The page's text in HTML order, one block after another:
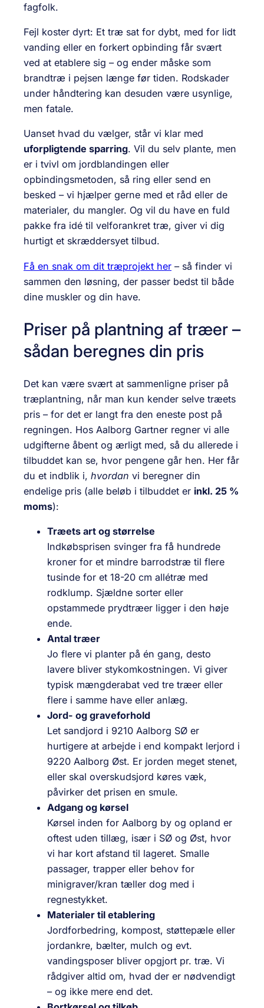
fagfolk.
Fejl koster dyrt: Et træ sat for dybt, med for lidt
vanding eller en forkert opbinding får svært
ved at etablere sig – og ender måske som
brandtræ i pejsen længe før tiden. Rodskader
under håndtering kan desuden være usynlige,
men fatale.
Uanset hvad du vælger, står vi klar med
uforpligtende sparring. Vil du selv plante, men
er i tvivl om jordblandingen eller
opbindingsmetoden, så ring eller send en
besked – vi hjælper gerne med et råd eller de
materialer, du mangler. Og vil du have en fuld
pakke fra idé til velforankret træ, giver vi dig
hurtigt et skræddersyet tilbud.
Få en snak om dit træprojekt her – så finder vi
sammen den løsning, der passer bedst til både
dine muskler og din have.
Priser på plantning af træer –
sådan beregnes din pris
Det kan være svært at sammenligne priser på
træplantning, når man kun kender selve træets
pris – for det er langt fra den eneste post på
regningen. Hos Aalborg Gartner regner vi alle
udgifterne åbent og ærligt med, så du allerede i
tilbuddet kan se, hvor pengene går hen. Her får
du et indblik i, hvordan vi beregner din
endelige pris (alle beløb i tilbuddet er inkl. 25 %
moms):
Træets art og størrelse
Indkøbsprisen svinger fra få hundrede
kroner for et mindre barrodstræ til flere
tusinde for et 18-20 cm allétræ med
rodklump. Sjældne sorter eller
opstammede prydtræer ligger i den høje
ende.
Antal træer
Jo flere vi planter på én gang, desto
lavere bliver stykomkostningen. Vi giver
typisk mængderabat ved tre træer eller
flere i samme have eller anlæg.
Jord- og graveforhold
Let sandjord i 9210 Aalborg SØ er
hurtigere at arbejde i end kompakt lerjord i
9220 Aalborg Øst. Er jorden meget stenet,
eller skal overskudsjord køres væk,
påvirker det prisen en smule.
Adgang og kørsel
Kørsel inden for Aalborg by og opland er
oftest uden tillæg, især i SØ og Øst, hvor
vi har kort afstand til lageret. Smalle
passager, trapper eller behov for
minigraver/kran tæller dog med i
regnestykket.
Materialer til etablering
Jordforbedring, kompost, støttepæle eller
jordankre, bælter, mulch og evt.
vandingsposer bliver opgjort pr. træ. Vi
rådgiver altid om, hvad der er nødvendigt
– og ikke mere end det.